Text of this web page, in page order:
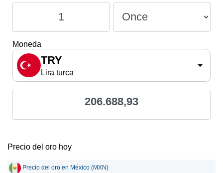
Moneda
TRY
Lira turca
206.688,93
Precio del oro hoy
Precio del oro en México (MXN)